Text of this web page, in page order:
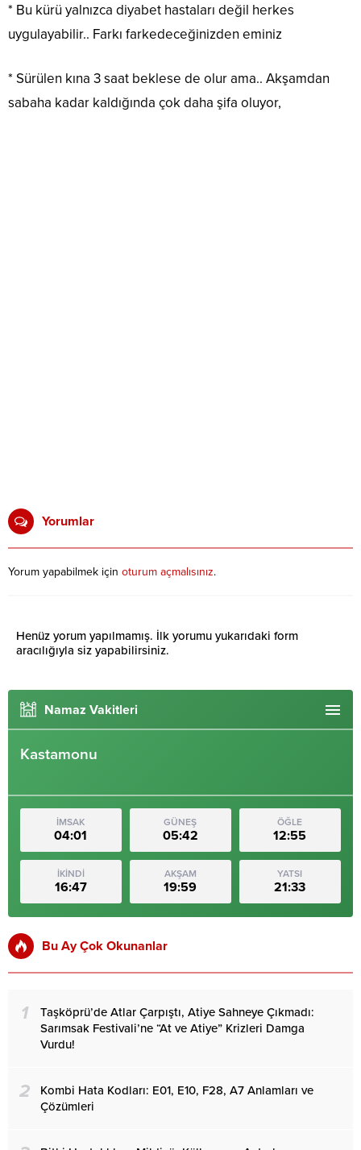
* Bu kürü yalnızca diyabet hastaları değil herkes
uygulayabilir.. Farkı farkedeceğinizden eminiz
* Sürülen kına 3 saat beklese de olur ama.. Akşamdan
sabaha kadar kaldığında çok daha şifa oluyor,
Yorumlar
Yorum yapabilmek için oturum açmalısınız.
Henüz yorum yapılmamış. İlk yorumu yukarıdaki form
aracılığıyla siz yapabilirsiniz.
Namaz Vakitleri
Kastamonu
İMSAK
04:01
GÜNEŞ
05:42
ÖĞLE
12:55
İKİNDİ
16:47
AKŞAM
19:59
YATSI
21:33
Bu Ay Çok Okunanlar
1
Taşköprü’de Atlar Çarpıştı, Atiye Sahneye Çıkmadı:
Sarımsak Festivali’ne “At ve Atiye” Krizleri Damga
Vurdu!
2
Kombi Hata Kodları: E01, E10, F28, A7 Anlamları ve
Çözümleri